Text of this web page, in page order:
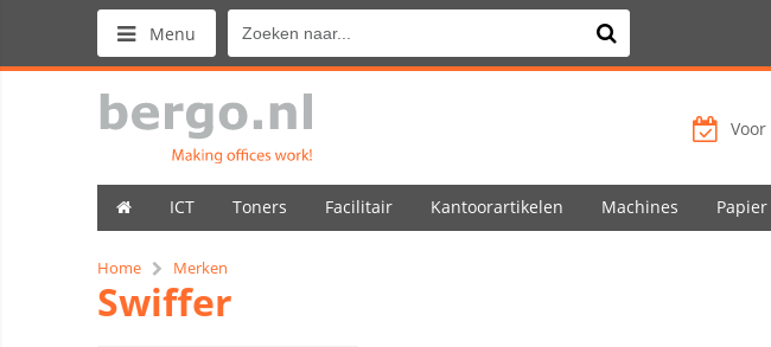
Menu
Voor
ICT Toners Facilitair Kantoorartikelen Machines Papier
Home Merken
Swiffer